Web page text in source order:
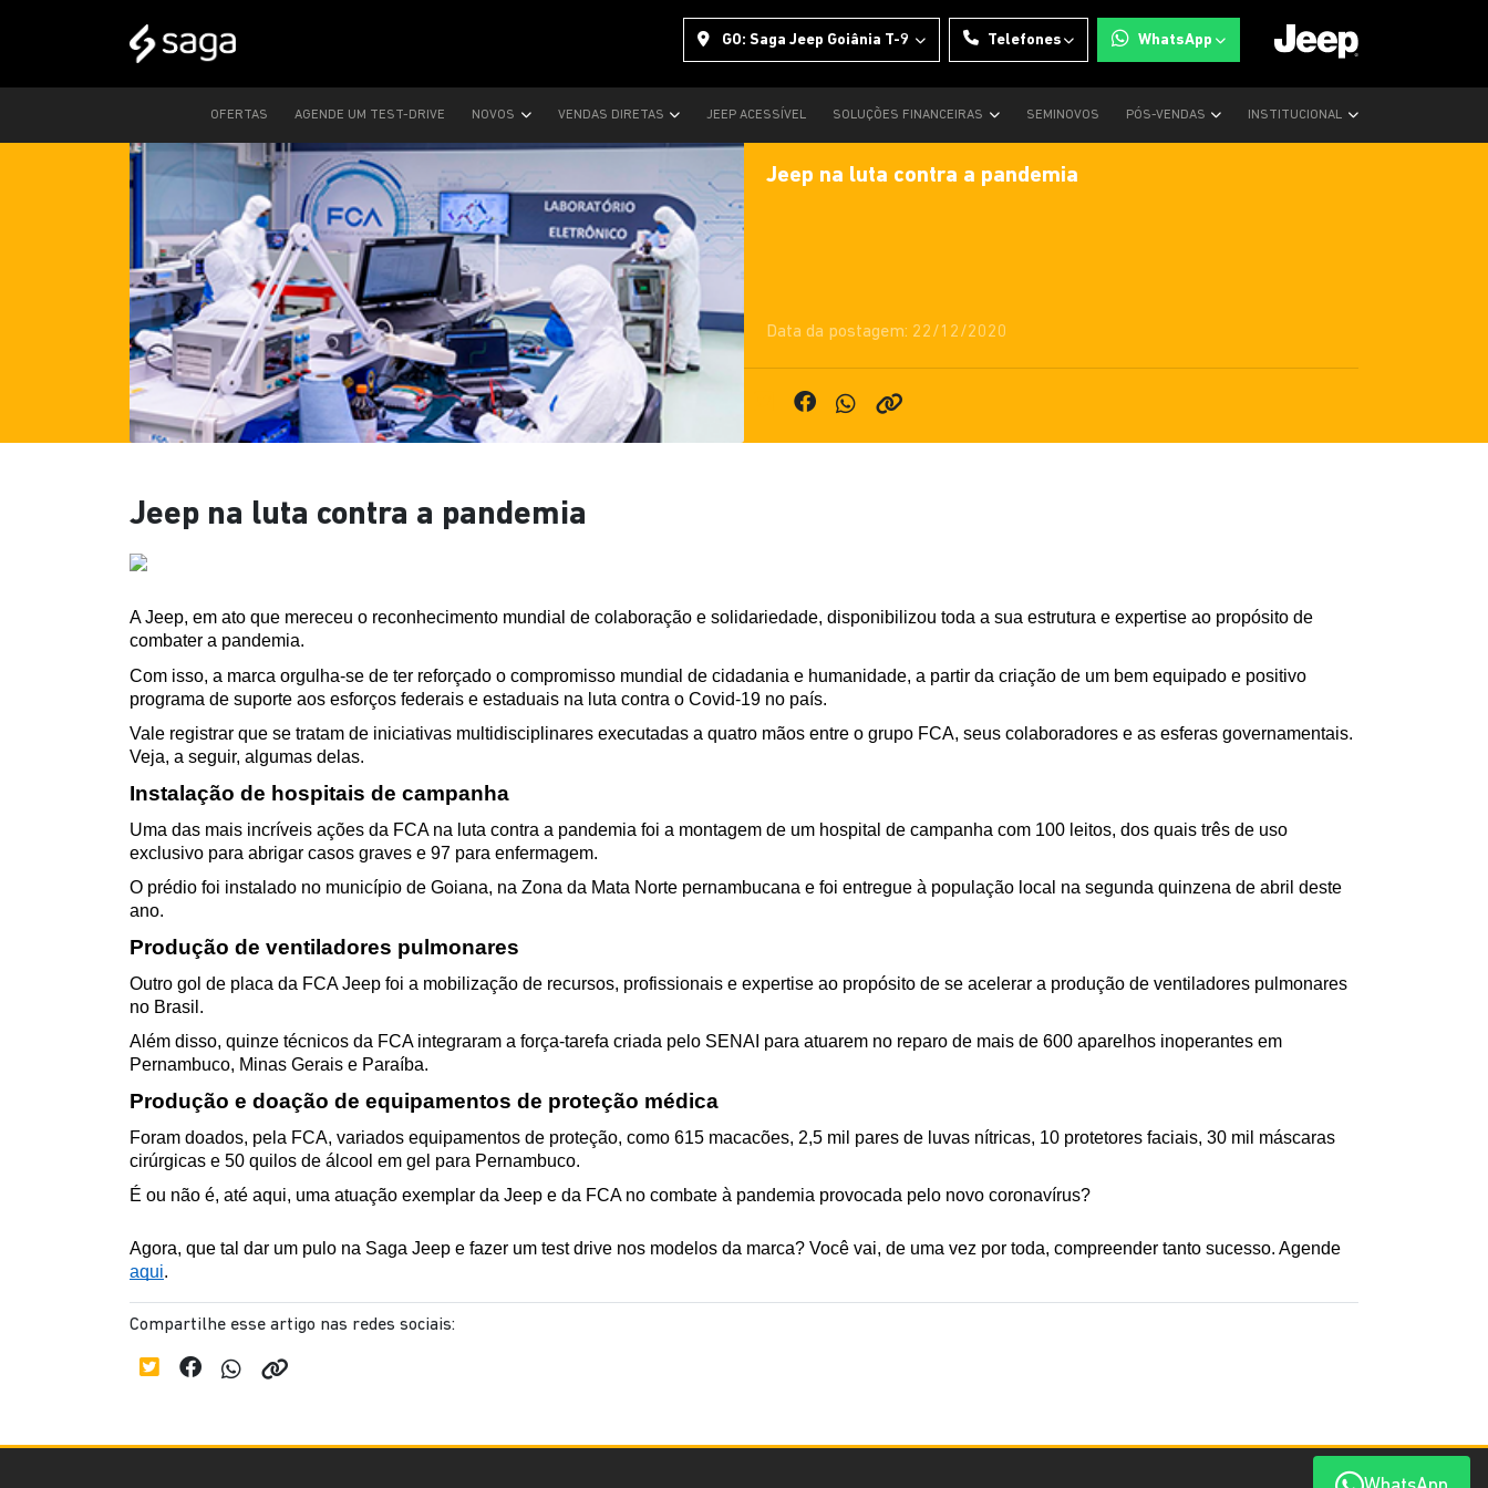
GO: Saga Jeep Goiânia T-9 Telefones WhatsApp
OFERTAS AGENDE UM TEST-DRIVE NOVOS VENDAS DIRETAS JEEP ACESSÍVEL SOLUÇÕES FINANCEIRAS SEMINOVOS PÓS-VENDAS INSTITUCIONAL
Jeep na luta contra a pandemia
Data da postagem: 22/12/2020
Jeep na luta contra a pandemia
A Jeep, em ato que mereceu o reconhecimento mundial de colaboração e solidariedade, disponibilizou toda a sua estrutura e expertise ao propósito de
combater a pandemia.
Com isso, a marca orgulha-se de ter reforçado o compromisso mundial de cidadania e humanidade, a partir da criação de um bem equipado e positivo
programa de suporte aos esforços federais e estaduais na luta contra o Covid-19 no país.
Vale registrar que se tratam de iniciativas multidisciplinares executadas a quatro mãos entre o grupo FCA, seus colaboradores e as esferas governamentais.
Veja, a seguir, algumas delas.
Instalação de hospitais de campanha
Uma das mais incríveis ações da FCA na luta contra a pandemia foi a montagem de um hospital de campanha com 100 leitos, dos quais três de uso
exclusivo para abrigar casos graves e 97 para enfermagem.
O prédio foi instalado no município de Goiana, na Zona da Mata Norte pernambucana e foi entregue à população local na segunda quinzena de abril deste
ano.
Produção de ventiladores pulmonares
Outro gol de placa da FCA Jeep foi a mobilização de recursos, profissionais e expertise ao propósito de se acelerar a produção de ventiladores pulmonares
no Brasil.
Além disso, quinze técnicos da FCA integraram a força-tarefa criada pelo SENAI para atuarem no reparo de mais de 600 aparelhos inoperantes em
Pernambuco, Minas Gerais e Paraíba.
Produção e doação de equipamentos de proteção médica
Foram doados, pela FCA, variados equipamentos de proteção, como 615 macacões, 2,5 mil pares de luvas nítricas, 10 protetores faciais, 30 mil máscaras
cirúrgicas e 50 quilos de álcool em gel para Pernambuco.
É ou não é, até aqui, uma atuação exemplar da Jeep e da FCA no combate à pandemia provocada pelo novo coronavírus?
aqui.
Compartilhe esse artigo nas redes sociais: